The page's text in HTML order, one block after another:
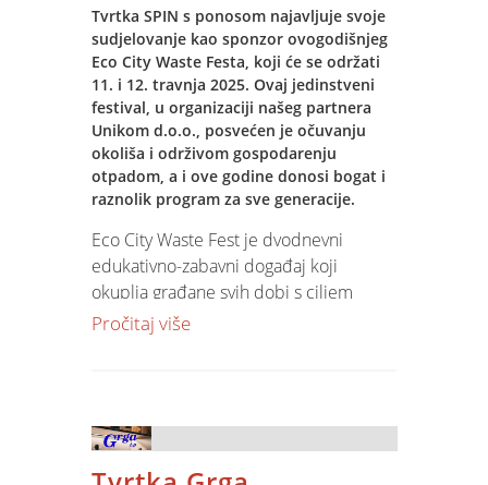
optimizaciju lanca opskrbe i unificirano
upravljanje resursima.
Ovo proširenje dokazuje pouzdanost i
fleksibilnost Jupiter Software-a,
prilagođenog specifičnim potrebama
pekarske industrije i maloprodaje.
Ponosni smo što dugogodišnja suradnja
sa Mlinar Grupom nastavlja donositi
vrhunske rezultate!
Implementacija Jupiter Software-a u
"Hleb i kifle" dodatno će standardizirati
Tvrtka SPIN s ponosom najavljuje svoje
sudjelovanje kao sponzor ovogodišnjeg
Eco City Waste Festa, koji će se održati
11. i 12. travnja 2025. Ovaj jedinstveni
festival, u organizaciji našeg partnera
Unikom d.o.o., posvećen je očuvanju
okoliša i održivom gospodarenju
otpadom, a i ove godine donosi bogat i
raznolik program za sve generacije.
Eco City Waste Fest je dvodnevni
edukativno-zabavni događaj koji
okuplja građane svih dobi s ciljem
podizanja svijesti o važnosti očuvanja
radionica i interaktivnih edukacija za
djecu, mlade i odrasle.
Pročitaj više